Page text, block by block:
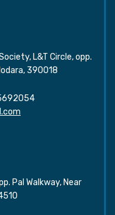
L&T Circle, opp.
390018
Pal Walkway, Near